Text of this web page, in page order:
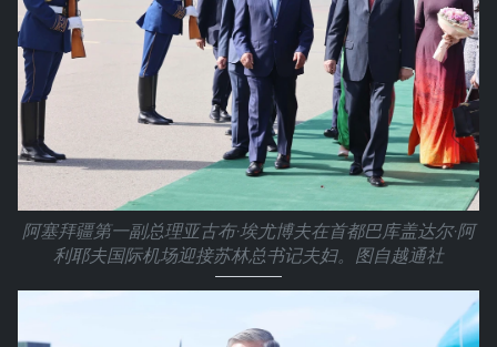
阿塞拜疆第一副总理亚古布·埃尤博夫在首都巴库盖达尔·阿
利耶夫国际机场迎接苏林总书记夫妇。图自越通社